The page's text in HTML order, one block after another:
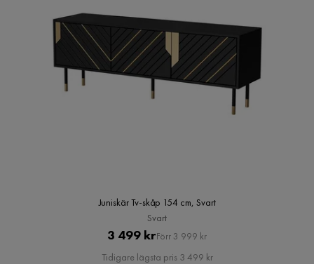
Juniskär Tv-skåp 154 cm, Svart
Svart
Pris
3 499 krOriginal
Pris
Förr 3 999 kr
Tidigare lägsta pris 3 499 kr